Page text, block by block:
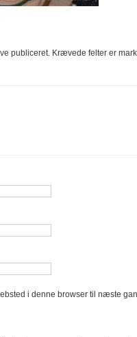
publiceret. Krævede felter er
i denne browser til næste